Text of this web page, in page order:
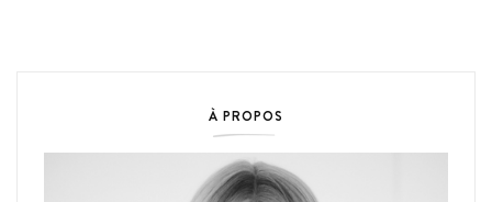
À PROPOS